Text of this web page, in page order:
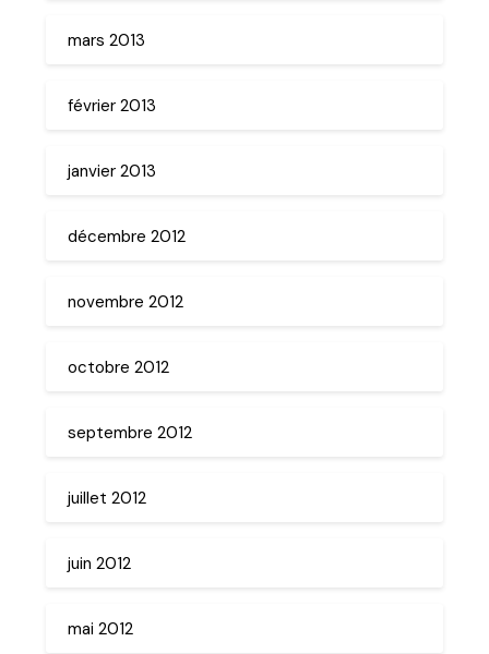
mars 2013
février 2013
janvier 2013
décembre 2012
novembre 2012
octobre 2012
septembre 2012
juillet 2012
juin 2012
mai 2012